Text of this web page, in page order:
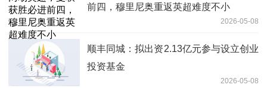
前四，穆里尼奥重返英超难度不小
2026-05-08
顺丰同城：拟出资2.13亿元参与设立创业
投资基金
2026-05-08